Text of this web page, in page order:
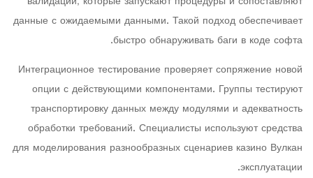
данные с ожидаемыми данными. Такой подход обеспечивает
быстро обнаруживать баги в коде софта.
Интеграционное тестирование проверяет сопряжение новой
опции с действующими компонентами. Группы тестируют
транспортировку данных между модулями и адекватность
обработки требований. Специалисты используют средства
для моделирования разнообразных сценариев казино Вулкан
эксплуатации.